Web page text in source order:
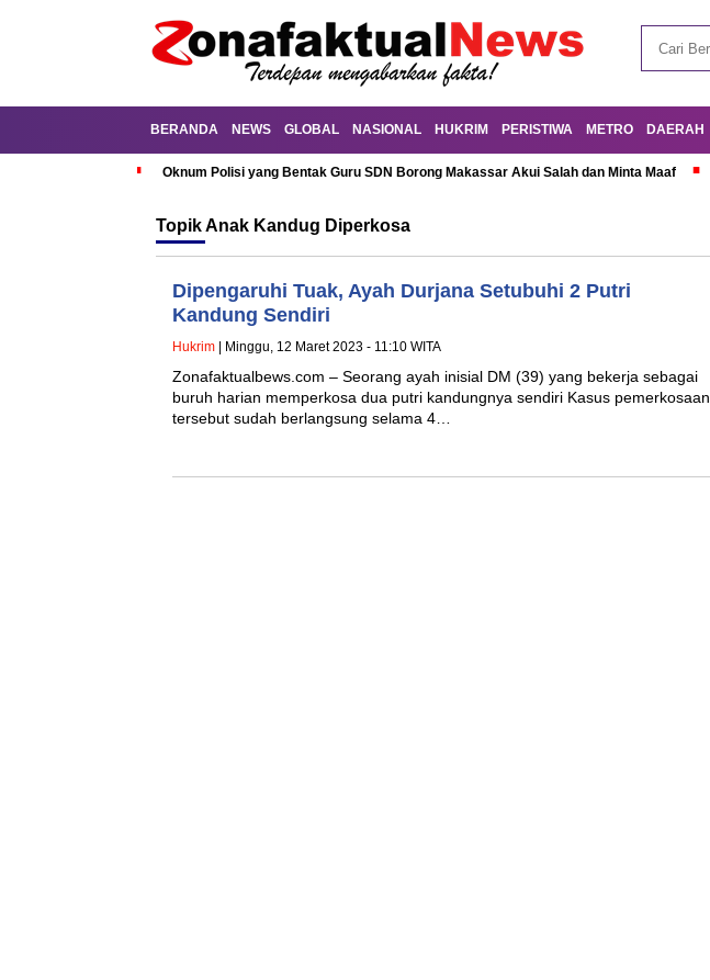
BERANDA NEWS GLOBAL NASIONAL HUKRIM PERISTIWA METRO DAERAH
Oknum Polisi yang Bentak Guru SDN Borong Makassar Akui Salah dan Minta Maaf
TopikAnak Kandug Diperkosa
Dipengaruhi Tuak, Ayah Durjana Setubuhi 2 Putri
Kandung Sendiri
Hukrim | Minggu, 12 Maret 2023 - 11:10 WITA
Zonafaktualbews.com – Seorang ayah inisial DM (39) yang bekerja sebagai
buruh harian memperkosa dua putri kandungnya sendiri Kasus pemerkosaan
tersebut sudah berlangsung selama 4…